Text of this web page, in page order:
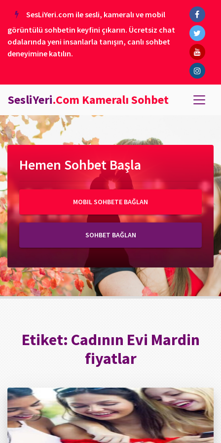
SesLiYeri.com ile sesli, kameralı ve mobil
görüntülü sohbetin keyfini çıkarın. Ücretsiz chat
odalarında yeni insanlarla tanışın, canlı sohbet
deneyimine katılın.
SesliYeri.Com Kameralı Sohbet
Hemen Sohbet Başla
MOBIL SOHBETE BAĞLAN
SOHBET BAĞLAN
Etiket: Cadının Evi Mardin
fiyatlar